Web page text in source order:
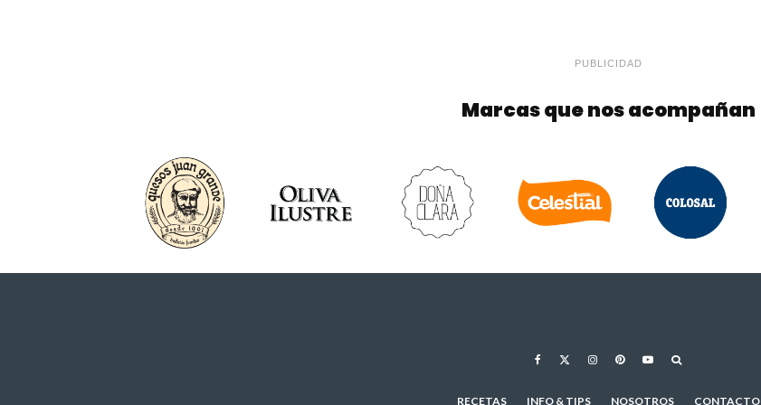
PUBLICIDAD
Marcas que nos acompañan
RECETAS INFO & TIPS NOSOTROS CONTACTO